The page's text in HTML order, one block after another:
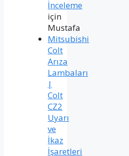
İnceleme
için
Mustafa
Mitsubishi
Colt
Arıza
Lambaları
|
Colt
CZ2
Uyarı
ve
İkaz
İşaretleri